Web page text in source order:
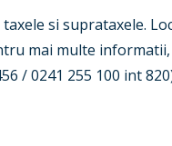
si suprataxele.
mai multe
/ 0241 255 100 int